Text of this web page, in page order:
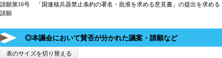
請願第16号 「国連核兵器禁止条約の署名・批准を求める意見書」の提出を求める
請願
◎本議会において賛否が分かれた議案・請願など
表のサイズを切り替える